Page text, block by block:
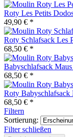
Roty Les Petits
49,90 € *
Roty Schlafsack Les
68,50 € *
Babyschlafsack
68,50 € *
Roty Babyschlafsack
68,50 € *
Filtern
Sortierung:
Filter schließen